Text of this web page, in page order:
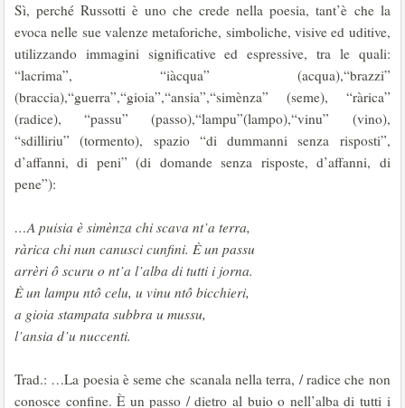
Sì, perché Russotti è uno che crede nella poesia, tant’è che la
evoca nelle sue valenze metaforiche, simboliche, visive ed uditive,
utilizzando immagini significative ed espressive, tra le quali:
“lacrima”, “iàcqua” (acqua),“brazzi”
(braccia),“guerra”,“gioia”,“ansia”,“simènza” (seme), “ràrica”
(radice), “passu” (passo),“lampu”(lampo),“vinu” (vino),
“sdilliriu” (tormento), spazio “di dummanni senza risposti”,
d’affanni, di peni” (di domande senza risposte, d’affanni, di
pene”):
…A puisia è simènza chi scava nt’a terra,
ràrica chi nun canusci cunfini. È un passu
arrèri ô scuru o nt’a l’alba di tutti i jorna.
È un lampu ntô celu, u vinu ntô bicchieri,
a gioia stampata subbra u mussu,
l’ansia d’u nuccenti.
Trad.: …La poesia è seme che scanala nella terra, / radice che non
conosce confine. È un passo / dietro al buio o nell’alba di tutti i